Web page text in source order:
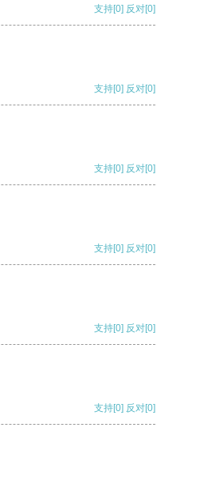
支持[0] 反对[0]
支持[0] 反对[0]
支持[0] 反对[0]
支持[0] 反对[0]
支持[0] 反对[0]
支持[0] 反对[0]